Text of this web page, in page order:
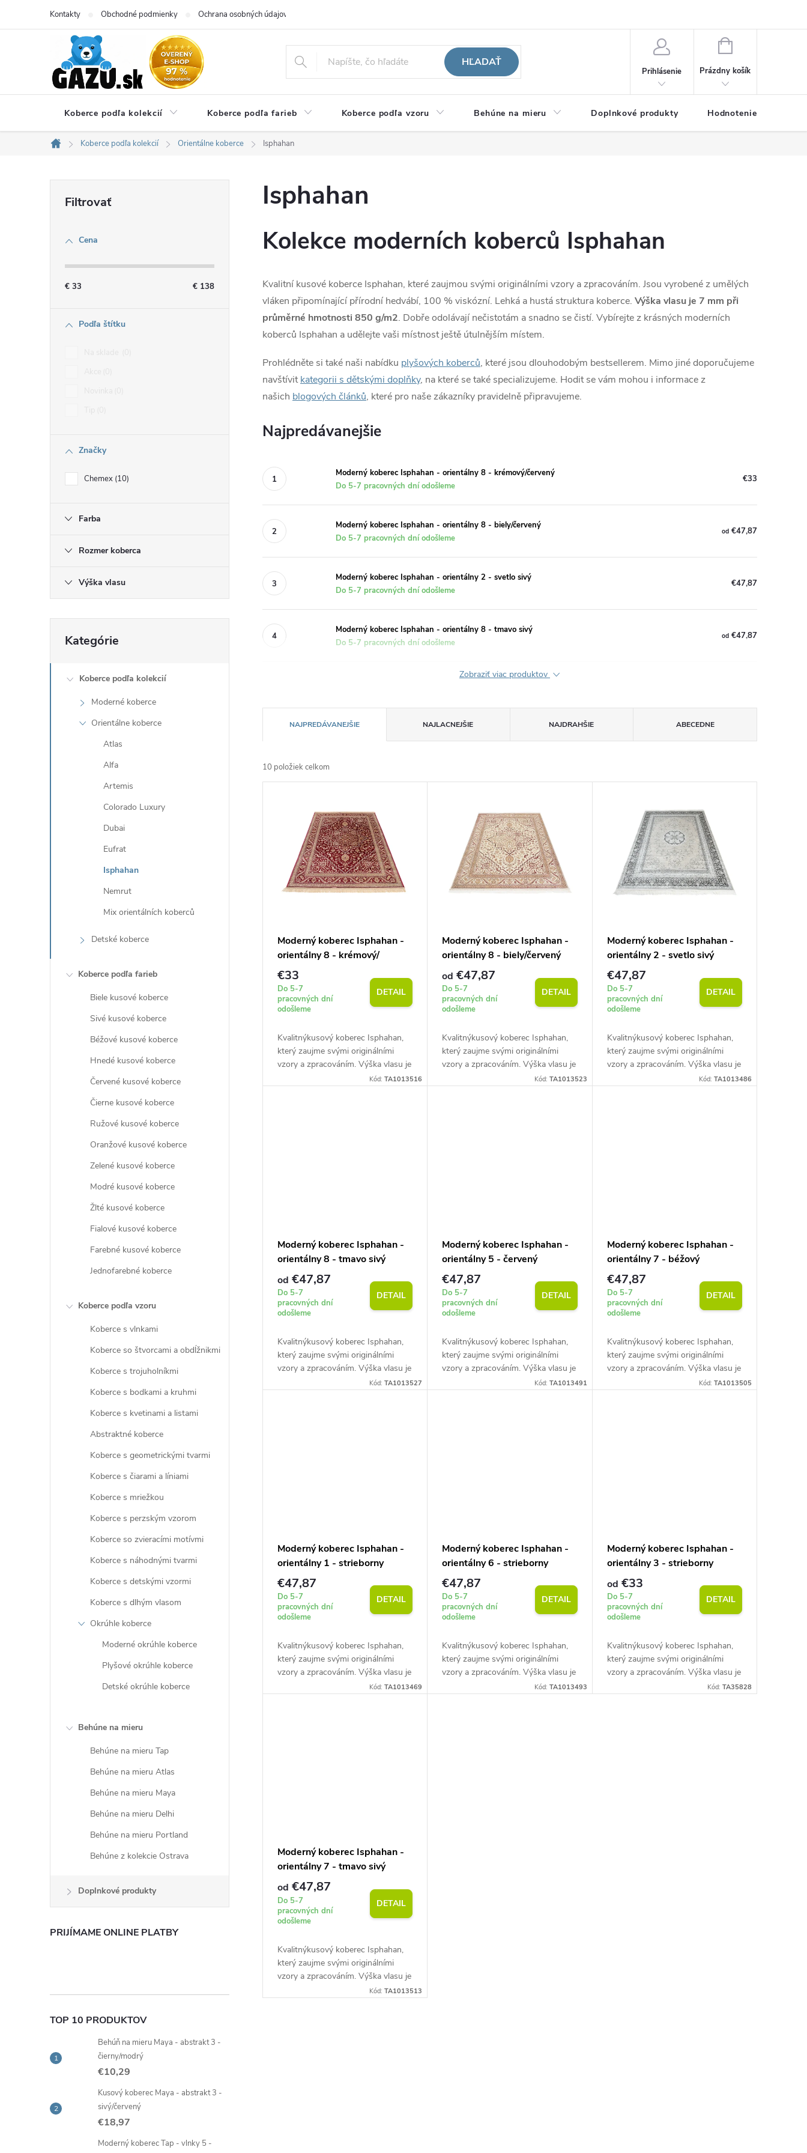
Kontakty Obchodné podmienky Ochrana osobných údajov
HĽADAŤ
Prihlásenie
NÁKUPNÝ
Prázdny košík
Koberce podľa kolekcií Koberce podľa farieb Koberce podľa vzoru Behúne na mieru Doplnkové produkty Hodnotenie obchodu
Domov
Koberce podľa kolekcií Orientálne koberce Isphahan
Cena
€ 33 € 138
Podľa štítku
Značky
Chemex 10
Farba
Rozmer koberca
Výška vlasu
kategórie
Kategórie
Koberce podľa kolekcií
Moderné koberce
Orientálne koberce
Atlas
Alfa
Artemis
Colorado Luxury
Dubai
Eufrat
Isphahan
Nemrut
Mix orientálních koberců
Detské koberce
Koberce podľa farieb
Biele kusové koberce
Sivé kusové koberce
Béžové kusové koberce
Hnedé kusové koberce
Červené kusové koberce
Čierne kusové koberce
Ružové kusové koberce
Oranžové kusové koberce
Zelené kusové koberce
Modré kusové koberce
Žlté kusové koberce
Fialové kusové koberce
Farebné kusové koberce
Jednofarebné koberce
Koberce podľa vzoru
Koberce s vlnkami
Koberce so štvorcami a obdĺžnikmi
Koberce s trojuholníkmi
Koberce s bodkami a kruhmi
Koberce s kvetinami a listami
Abstraktné koberce
Koberce s geometrickými tvarmi
Koberce s čiarami a líniami
Koberce s mriežkou
Koberce s perzským vzorom
Koberce so zvieracími motívmi
Koberce s náhodnými tvarmi
Koberce s detskými vzormi
Koberce s dlhým vlasom
Okrúhle koberce
Moderné okrúhle koberce
Plyšové okrúhle koberce
Detské okrúhle koberce
Behúne na mieru
Behúne na mieru Tap
Behúne na mieru Atlas
Behúne na mieru Maya
Behúne na mieru Delhi
Behúne na mieru Portland
Behúne z kolekcie Ostrava
Doplnkové produkty
PRIJÍMAME ONLINE PLATBY
TOP 10 PRODUKTOV
Behúň na mieru Maya - abstrakt 3 -
čierny/modrý
€10,29
Kusový koberec Maya - abstrakt 3 -
sivý/červený
€18,97
Moderný koberec Tap - vlnky 5 -
Isphahan
Kolekce moderních koberců Isphahan
Kvalitní kusové koberce Isphahan, které zaujmou svými originálními vzory a zpracováním. Jsou vyrobené z umělých
vláken připomínající přírodní hedvábí, 100 % viskózní. Lehká a hustá struktura koberce. Výška vlasu je 7 mm při
průměrné hmotnosti 850 g/m2. Dobře odolávají nečistotám a snadno se čistí. Vybírejte z krásných moderních
koberců Isphahan a udělejte vaši místnost ještě útulnějším místem.
Prohlédněte si také naši nabídku plyšových koberců, které jsou dlouhodobým bestsellerem. Mimo jiné doporučujeme
navštívitkategorii s dětskými doplňky, na které se také specializujeme. Hodit se vám mohou i informace z
našich blogových článků, které pro naše zákazníky pravidelně připravujeme.
Najpredávanejšie
Moderný koberec Isphahan - orientálny 8 - krémový/červený
Do 5-7 pracovných dní odošleme
€33
Moderný koberec Isphahan - orientálny 8 - biely/červený
Do 5-7 pracovných dní odošleme
od €47,87
Moderný koberec Isphahan - orientálny 2 - svetlo sivý
Do 5-7 pracovných dní odošleme
€47,87
Moderný koberec Isphahan - orientálny 8 - tmavo sivý
Do 5-7 pracovných dní odošleme
od €47,87
Zobraziť viac produktov
a
d
k
NAJPREDÁVANEJŠIE NAJLACNEJŠIE NAJDRAHŠIE ABECEDNE
10 položiek celkom
k
Moderný koberec Isphahan -
orientálny 8 - krémový/
červený
€33
Do 5-7
pracovných dní
odošleme
DETAIL
Kvalitnýkusový koberec Isphahan,
který zaujme svými originálními
vzory a zpracováním. Výška vlasu je
7 mm pri priemernej hmotnosti 850
Kód:TA1013516
Moderný koberec Isphahan -
orientálny 8 - biely/červený
od €47,87
Do 5-7
pracovných dní
odošleme
DETAIL
Kvalitnýkusový koberec Isphahan,
který zaujme svými originálními
vzory a zpracováním. Výška vlasu je
7 mm pri priemernej hmotnosti 850
Kód: TA1013523
Moderný koberec Isphahan -
orientálny 2 - svetlo sivý
€47,87
Do 5-7
pracovných dní
odošleme
DETAIL
Kvalitnýkusový koberec Isphahan,
který zaujme svými originálními
vzory a zpracováním. Výška vlasu je
7 mm pri priemernej hmotnosti 850
Kód: TA1013486
Moderný koberec Isphahan -
orientálny 8 - tmavo sivý
od €47,87
Do 5-7
pracovných dní
odošleme
DETAIL
Kvalitnýkusový koberec Isphahan,
který zaujme svými originálními
vzory a zpracováním. Výška vlasu je
7 mm pri priemernej hmotnosti 850
Kód:TA1013527
Moderný koberec Isphahan -
orientálny 5 - červený
€47,87
Do 5-7
pracovných dní
odošleme
DETAIL
Kvalitnýkusový koberec Isphahan,
který zaujme svými originálními
vzory a zpracováním. Výška vlasu je
7 mm pri priemernej hmotnosti 850
Kód: TA1013491
Moderný koberec Isphahan -
orientálny 7 - béžový
€47,87
Do 5-7
pracovných dní
odošleme
DETAIL
Kvalitnýkusový koberec Isphahan,
který zaujme svými originálními
vzory a zpracováním. Výška vlasu je
7 mm pri priemernej hmotnosti 850
Kód: TA1013505
Moderný koberec Isphahan -
orientálny 1 - strieborny
€47,87
Do 5-7
pracovných dní
odošleme
DETAIL
Kvalitnýkusový koberec Isphahan,
který zaujme svými originálními
vzory a zpracováním. Výška vlasu je
7 mm pri priemernej hmotnosti 850
Kód:TA1013469
Moderný koberec Isphahan -
orientálny 6 - strieborny
€47,87
Do 5-7
pracovných dní
odošleme
DETAIL
Kvalitnýkusový koberec Isphahan,
který zaujme svými originálními
vzory a zpracováním. Výška vlasu je
7 mm pri priemernej hmotnosti 850
Kód: TA1013493
Moderný koberec Isphahan -
orientálny 3 - strieborny
od €33
Do 5-7
pracovných dní
odošleme
DETAIL
Kvalitnýkusový koberec Isphahan,
který zaujme svými originálními
vzory a zpracováním. Výška vlasu je
7 mm pri priemernej hmotnosti 850
Kód: TA35828
Moderný koberec Isphahan -
orientálny 7 - tmavo sivý
od €47,87
Do 5-7
pracovných dní
odošleme
DETAIL
Kvalitnýkusový koberec Isphahan,
který zaujme svými originálními
vzory a zpracováním. Výška vlasu je
7 mm pri priemernej hmotnosti 850
Kód:TA1013513